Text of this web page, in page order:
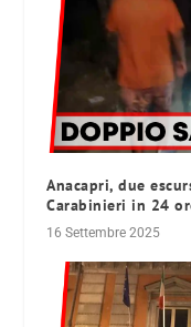
Anacapri, due
Carabinieri in 24
16 Settembre 2025